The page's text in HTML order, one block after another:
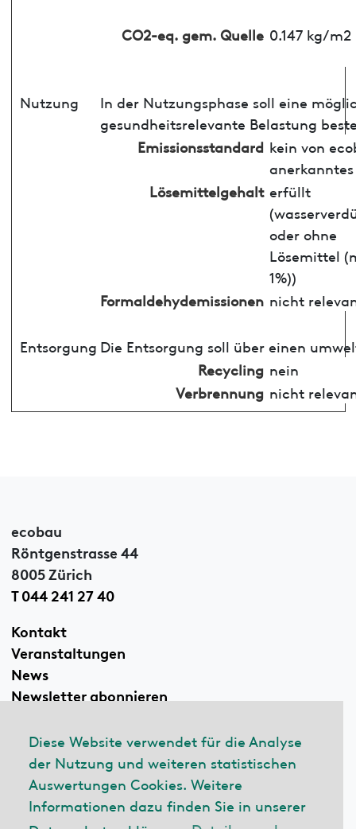
Diese Website verwendet für die Analyse
der Nutzung und weiteren statistischen
Auswertungen Cookies. Weitere
Informationen dazu finden Sie in unserer
CO2-eq. gem. Quelle 0.147 kg/m2
Nutzung
In der Nutzungsphase soll eine
gesundheitsrelevante Belastung
Emissionsstandard kein von
Lösemittelgehalt erfüllt
oder ohne
Lösemittel
1%))
Formaldehydemissionen nicht
Entsorgung Die Entsorgung soll über einen
Recycling nein
Verbrennung nicht
ecobau
Röntgenstrasse 44
8005 Zürich
T 044 241 27 40
Kontakt
Veranstaltungen
News
Newsletter abonnieren
Linkedin